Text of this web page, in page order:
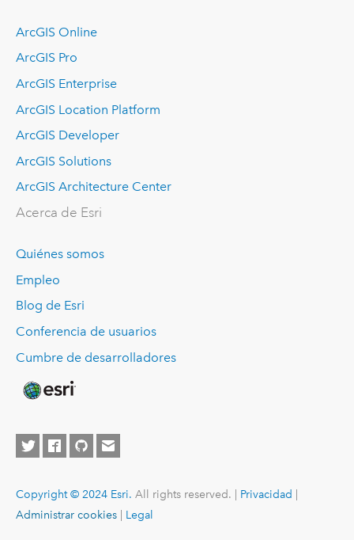
ArcGIS Online
ArcGIS Pro
ArcGIS Enterprise
ArcGIS Location Platform
ArcGIS Developer
ArcGIS Solutions
ArcGIS Architecture Center
Acerca de Esri
Quiénes somos
Empleo
Blog de Esri
Conferencia de usuarios
Cumbre de desarrolladores
Copyright © 2024 Esri. All rights reserved. | Privacidad
Administrar cookies
Legal